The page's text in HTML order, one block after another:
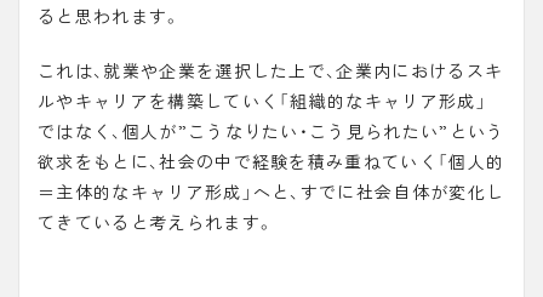
ると思われます。
これは、就業や企業を選択した上で、企業内におけるスキ
ルやキャリアを構築していく「組織的なキャリア形成 」
ではなく、個人が”こうなりたい・こう見られたい”という
欲求をもとに、社会の中で経験を積み重ねていく「個人的
＝ 主体的なキャリア形成 」へと、すでに社会自体が変化し
てきていると考えられます。